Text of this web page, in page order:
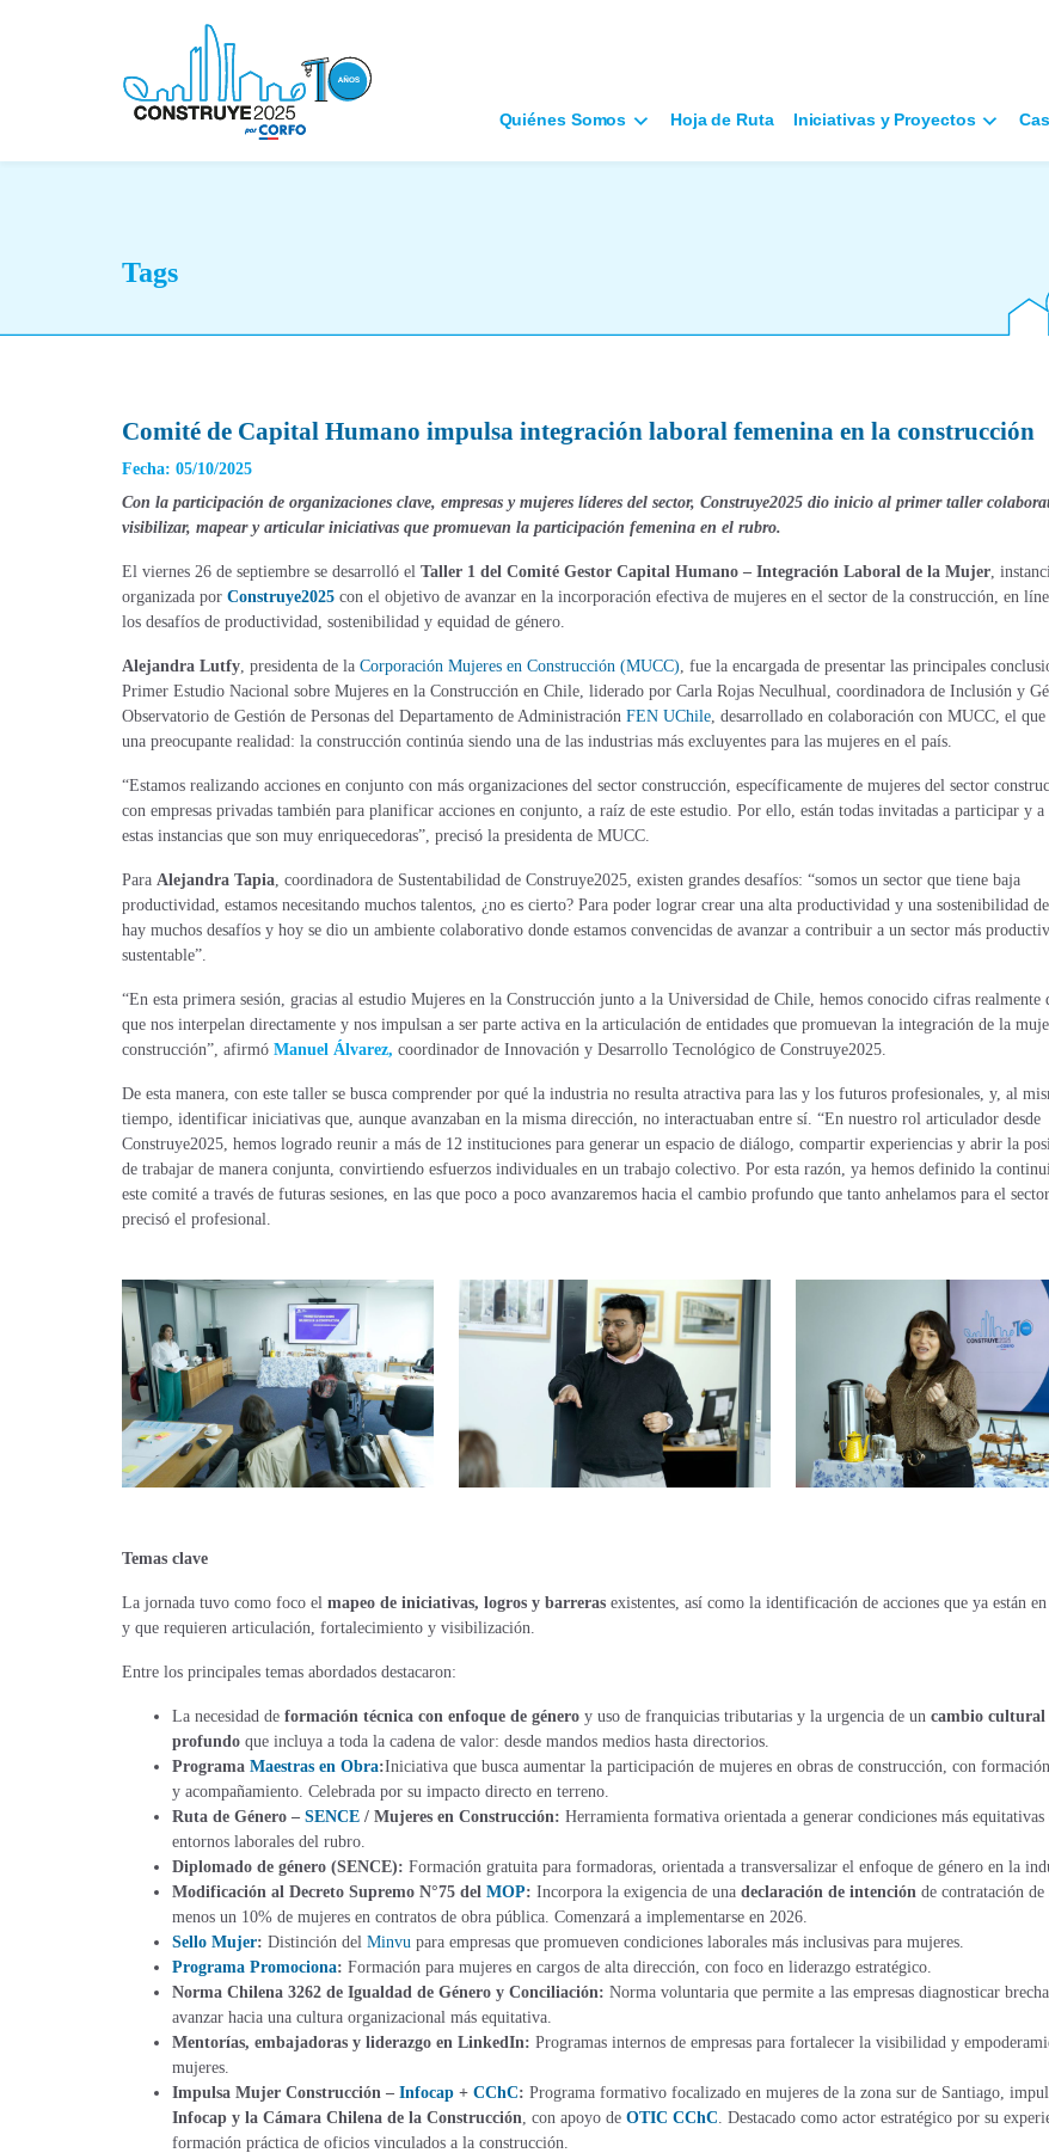
Quiénes Somos Hoja de Ruta Iniciativas y Proyectos
Tags
Comité de Capital Humano impulsa integración laboral femenina en la construcción
Fecha: 05/10/2025
Con la participación de organizaciones clave, empresas y mujeres líderes del sector, Construye2025 dio inicio al primer taller
visibilizar, mapear y articular iniciativas que promuevan la participación femenina en el rubro.
El viernes 26 de septiembre se desarrolló el Taller 1 del Comité Gestor Capital Humano – Integración Laboral de la Mujer,
organizada por Construye2025 con el objetivo de avanzar en la incorporación efectiva de mujeres en el sector de la construcción, en
los desafíos de productividad, sostenibilidad y equidad de género.
Alejandra Lutfy, presidenta de la Corporación Mujeres en Construcción (MUCC), fue la encargada de presentar las principales
Primer Estudio Nacional sobre Mujeres en la Construcción en Chile, liderado por Carla Rojas Neculhual, coordinadora de Inclusión y
Observatorio de Gestión de Personas del Departamento de Administración FEN UChile, desarrollado en colaboración con MUCC, el que
una preocupante realidad: la construcción continúa siendo una de las industrias más excluyentes para las mujeres en el país.
“Estamos realizando acciones en conjunto con más organizaciones del sector construcción, específicamente de mujeres del sector
con empresas privadas también para planificar acciones en conjunto, a raíz de este estudio. Por ello, están todas invitadas a participar y a
estas instancias que son muy enriquecedoras”, precisó la presidenta de MUCC.
Para Alejandra Tapia, coordinadora de Sustentabilidad de Construye2025, existen grandes desafíos: “somos un sector que tiene baja
productividad, estamos necesitando muchos talentos, ¿no es cierto? Para poder lograr crear una alta productividad y una sostenibilidad
hay muchos desafíos y hoy se dio un ambiente colaborativo donde estamos convencidas de avanzar a contribuir a un sector más
sustentable”.
“En esta primera sesión, gracias al estudio Mujeres en la Construcción junto a la Universidad de Chile, hemos conocido cifras realmente
que nos interpelan directamente y nos impulsan a ser parte activa en la articulación de entidades que promuevan la integración de la
construcción”, afirmó Manuel Álvarez, coordinador de Innovación y Desarrollo Tecnológico de Construye2025.
De esta manera, con este taller se busca comprender por qué la industria no resulta atractiva para las y los futuros profesionales, y, al
tiempo, identificar iniciativas que, aunque avanzaban en la misma dirección, no interactuaban entre sí. “En nuestro rol articulador desde
Construye2025, hemos logrado reunir a más de 12 instituciones para generar un espacio de diálogo, compartir experiencias y abrir la
de trabajar de manera conjunta, convirtiendo esfuerzos individuales en un trabajo colectivo. Por esta razón, ya hemos definido la
este comité a través de futuras sesiones, en las que poco a poco avanzaremos hacia el cambio profundo que tanto anhelamos para el
precisó el profesional.
Temas clave
La jornada tuvo como foco el mapeo de iniciativas, logros y barreras existentes, así como la identificación de acciones que ya están
y que requieren articulación, fortalecimiento y visibilización.
Entre los principales temas abordados destacaron:
La necesidad de formación técnica con enfoque de género y uso de franquicias tributarias y la urgencia de un cambio cultural
profundo que incluya a toda la cadena de valor: desde mandos medios hasta directorios.
Programa Maestras en Obra:Iniciativa que busca aumentar la participación de mujeres en obras de construcción, con
y acompañamiento. Celebrada por su impacto directo en terreno.
Ruta de Género – SENCE / Mujeres en Construcción: Herramienta formativa orientada a generar condiciones más equitativas
entornos laborales del rubro.
Diplomado de género (SENCE): Formación gratuita para formadoras, orientada a transversalizar el enfoque de género en la
Modificación al Decreto Supremo N°75 del MOP: Incorpora la exigencia de una declaración de intención de contratación de
menos un 10% de mujeres en contratos de obra pública. Comenzará a implementarse en 2026.
Sello Mujer: Distinción del Minvu para empresas que promueven condiciones laborales más inclusivas para mujeres.
Programa Promociona: Formación para mujeres en cargos de alta dirección, con foco en liderazgo estratégico.
Norma Chilena 3262 de Igualdad de Género y Conciliación: Norma voluntaria que permite a las empresas diagnosticar
avanzar hacia una cultura organizacional más equitativa.
Mentorías, embajadoras y liderazgo en LinkedIn: Programas internos de empresas para fortalecer la visibilidad y
mujeres.
Impulsa Mujer Construcción – Infocap + CChC: Programa formativo focalizado en mujeres de la zona sur de Santiago,
Infocap y la Cámara Chilena de la Construcción , con apoyo de OTIC CChC . Destacado como actor estratégico por su
formación práctica de oficios vinculados a la construcción.